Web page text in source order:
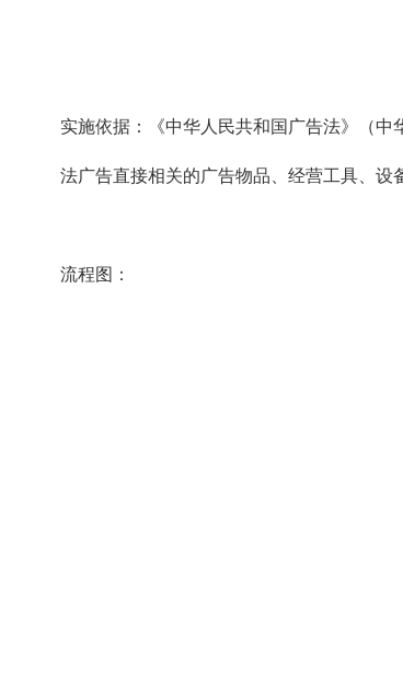
实施依据：《中华人民共和国广告法》（
法广告直接相关的广告物品、经营工具、设
流程图：